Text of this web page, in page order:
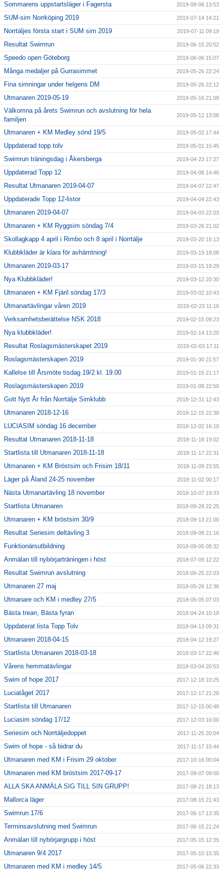
Sommarens uppstartsläger i Fagersta 2019-08-06 13:53
SUM-sim Norrköping 2019 2019-07-14 14:21
Norrtäljes första start i SUM sim 2019 2019-07-11 09:19
Resultat Swimrun 2019-06-15 20:52
Speedo open Göteborg 2019-06-06 15:07
Många medaljer på Gurrasimmet 2019-05-26 22:24
Fina simningar under helgens DM 2019-05-26 22:12
Utmanaren 2019-05-19 2019-05-16 21:09
Välkomna på årets Swimrun och avslutning för hela
familjen
2019-05-12 13:08
Utmanaren + KM Medley sönd 19/5 2019-05-02 17:44
Uppdaterad topp tolv 2019-05-01 15:45
Swimrun träningsdag i Åkersberga 2019-04-23 17:27
Uppdaterad Topp 12 2019-04-08 14:46
Resultat Utmanaren 2019-04-07 2019-04-07 22:47
Uppdaterade Topp 12-listor 2019-04-04 22:43
Utmanaren 2019-04-07 2019-04-03 22:03
Utmanaren + KM Ryggsim söndag 7/4 2019-03-26 21:02
Skollagkapp 4 april i Rimbo och 8 april i Norrtälje 2019-03-20 15:13
Klubbkläder är klara för avhämtning! 2019-03-19 18:08
Utmanaren 2019-03-17 2019-03-15 19:29
Nya Klubbkläder! 2019-03-12 20:30
Utmanaren + KM Fjäril söndag 17/3 2019-03-02 10:43
Utmanartävlingar våren 2019 2019-02-23 11:16
Verksamhetsberättelse NSK 2018 2019-02-15 09:23
Nya klubbkläder! 2019-02-14 13:20
Resultat Roslagsmästerskapet 2019 2019-02-03 17:11
Roslagsmästerskapen 2019 2019-01-30 21:57
Kallelse till Årsmöte tisdag 19/2 kl. 19.00 2019-01-15 21:17
Roslagsmästerskapen 2019 2019-01-08 22:50
Gott Nytt År från Norrtälje Simklubb 2018-12-31 12:43
Utmanaren 2018-12-16 2018-12-15 22:38
LUCIASIM söndag 16 december 2018-12-02 16:10
Resultat Utmanaren 2018-11-18 2018-11-18 19:02
Startlista till Utmanaren 2018-11-18 2018-11-17 22:31
Utmanaren + KM Bröstsim och Frisim 18/11 2018-11-09 23:55
Läger på Åland 24-25 november 2018-11-02 00:17
Nästa Utmanartävling 18 november 2018-10-07 19:33
Startlista Utmanaren 2018-09-28 22:25
Utmanaren + KM bröstsim 30/9 2018-09-13 21:00
Resultat Seriesim deltävling 3 2018-09-08 21:16
Funktionärsutbildning 2018-09-05 08:32
Anmälan till nybörjarträningen i höst 2018-07-09 12:22
Resultat Swimrun avslutning 2018-06-25 22:03
Utmanaren 27 maj 2018-05-26 12:36
Utmanare och KM i medley 27/5 2018-05-05 07:03
Bästa trean, Bästa fyran 2018-04-24 10:18
Uppdaterat lista Topp Tolv 2018-04-13 09:31
Utmanaren 2018-04-15 2018-04-12 19:27
Startlista Utmanaren 2018-03-18 2018-03-17 22:46
Vårens hemmatävlingar 2018-03-04 20:53
Swim of hope 2017 2017-12-18 10:25
Luciatåget 2017 2017-12-17 21:28
Startlista till Utmanaren 2017-12-15 00:48
Luciasim söndag 17/12 2017-12-03 16:00
Seriesim och Norrtäljedoppet 2017-11-25 20:04
Swim of hope - så bidrar du 2017-11-17 15:44
Utmanaren med KM i Frisim 29 oktober 2017-10-16 00:04
Utmanaren med KM bröstsim 2017-09-17 2017-09-07 09:00
ALLA SKA ANMÄLA SIG TILL SIN GRUPP! 2017-08-21 18:13
Mallorca läger 2017-08-15 21:43
Swimrun 17/6 2017-06-17 13:35
Terminsavslutning med Swimrun 2017-06-15 21:24
Anmälan till nybörjargrupp i höst 2017-05-15 12:35
Utmanaren 9/4 2017 2017-05-10 15:35
Utmanaren med KM i medley 14/5 2017-05-06 22:33